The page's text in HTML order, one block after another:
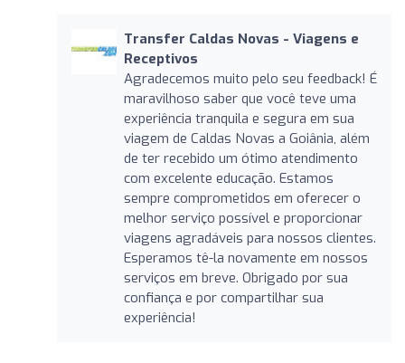
Transfer Caldas Novas - Viagens e
Receptivos
Agradecemos muito pelo seu feedback! É
maravilhoso saber que você teve uma
experiência tranquila e segura em sua
viagem de Caldas Novas a Goiânia, além
de ter recebido um ótimo atendimento
com excelente educação. Estamos
sempre comprometidos em oferecer o
melhor serviço possível e proporcionar
viagens agradáveis para nossos clientes.
Esperamos tê-la novamente em nossos
serviços em breve. Obrigado por sua
confiança e por compartilhar sua
experiência!